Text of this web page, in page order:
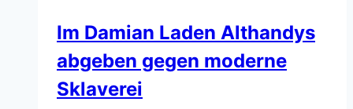
Im Damian Laden Althandys
abgeben gegen moderne
Sklaverei